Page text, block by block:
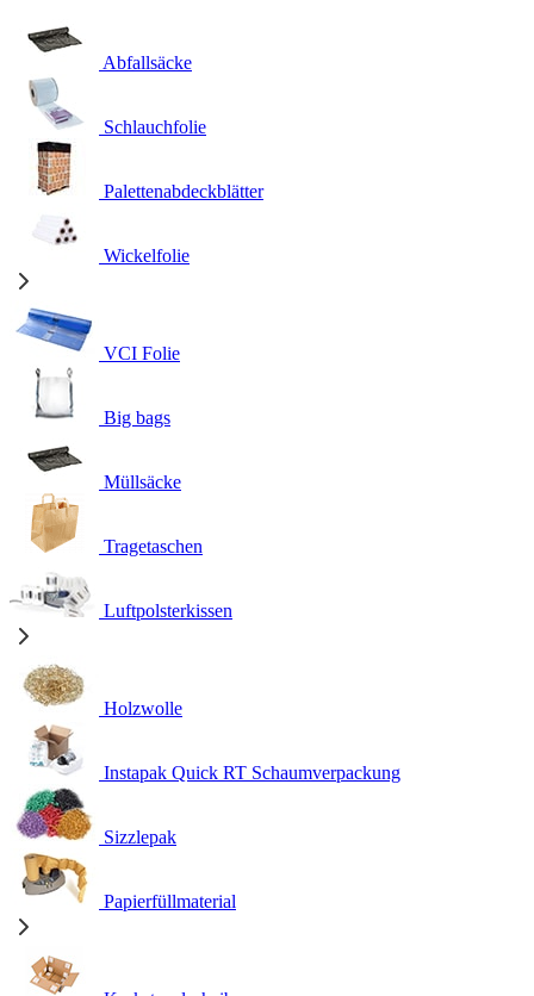
Abfallsäcke
Schlauchfolie
Palettenabdeckblätter
Wickelfolie
VCI Folie
Big bags
Müllsäcke
Tragetaschen
Luftpolsterkissen
Holzwolle
Instapak Quick RT Schaumverpackung
Sizzlepak
Papierfüllmaterial